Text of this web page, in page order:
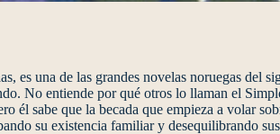
es una de las grandes novelas noruegas del
No entiende por qué otros lo llaman el
él sabe que la becada que empieza a volar
su existencia familiar y desequilibrando